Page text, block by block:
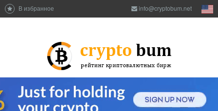
В избранное info@cryptobum.net